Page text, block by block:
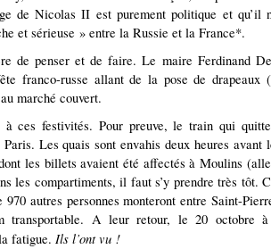
de Nicolas II est purement politique et qu’il
et sérieuse » entre la Russie et la France*.
de penser et de faire. Le maire Ferdinand
franco-russe allant de la pose de drapeaux
marché couvert.
à ces festivités. Pour preuve, le train qui
Les quais sont envahis deux heures avant
les billets avaient été affectés à Moulins
les compartiments, il faut s’y prendre très tôt.
autres personnes monteront entre Saint-
transportable. A leur retour, le 20 octobre
fatigue. Ils l’ont vu !